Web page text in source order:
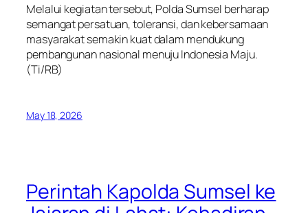
Melalui kegiatan tersebut, Polda Sumsel berharap
semangat persatuan, toleransi, dan kebersamaan
masyarakat semakin kuat dalam mendukung
pembangunan nasional menuju Indonesia Maju.
(Ti/RB)
May 18, 2026
Perintah Kapolda Sumsel ke